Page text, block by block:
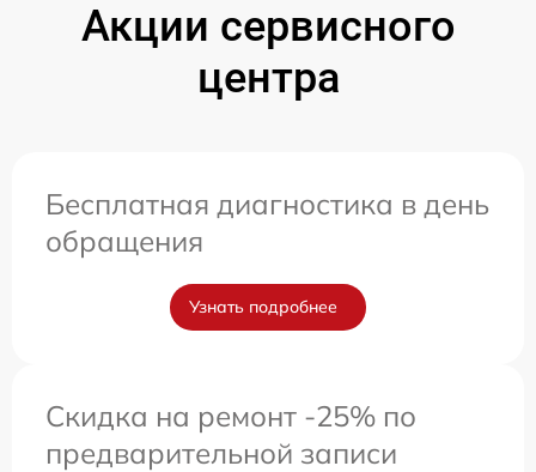
Акции сервисного
центра
Бесплатная диагностика в день
обращения
Узнать подробнее
Скидка на ремонт -25% по
предварительной записи